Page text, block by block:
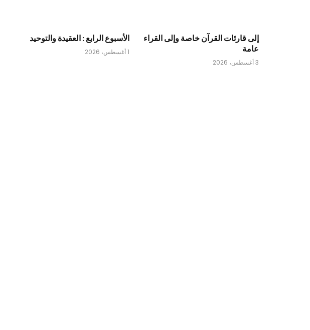
إلى قارئات القرآن خاصة وإلى القراء
عامة
3 أغسطس، 2026
الأسبوع الرابع : العقيدة والتوحيد
1 أغسطس، 2026